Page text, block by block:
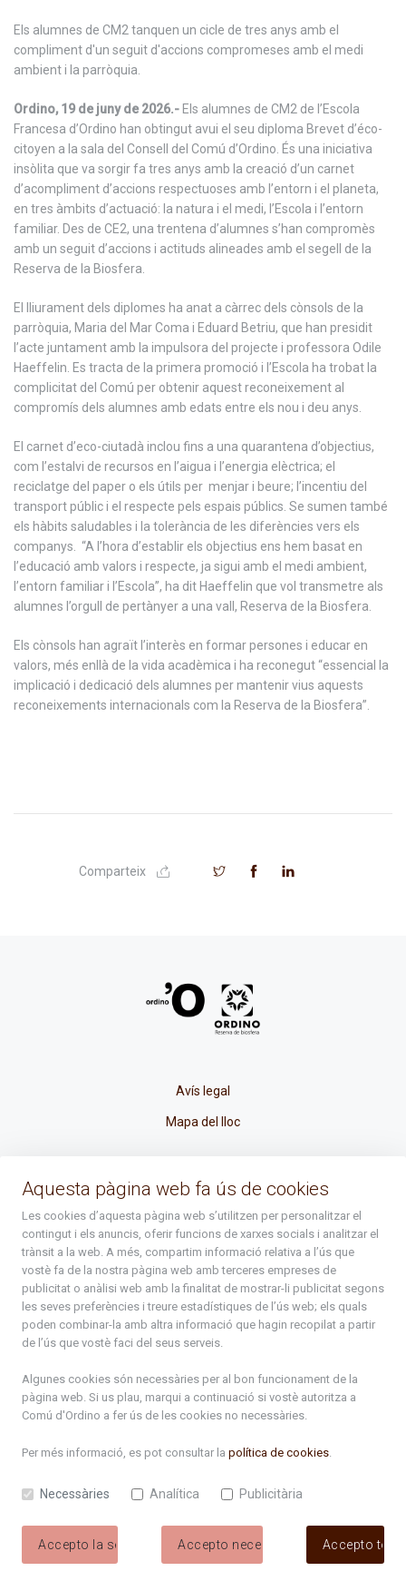
Els alumnes de CM2 tanquen un cicle de tres anys amb el
compliment d'un seguit d'accions compromeses amb el medi
ambient i la parròquia.
Ordino, 19 de juny de 2026.- Els alumnes de CM2 de l’Escola
Francesa d’Ordino han obtingut avui el seu diploma Brevet d’éco-
citoyen a la sala del Consell del Comú d’Ordino. És una iniciativa
insòlita que va sorgir fa tres anys amb la creació d’un carnet
d’acompliment d’accions respectuoses amb l’entorn i el planeta,
en tres àmbits d’actuació: la natura i el medi, l’Escola i l’entorn
familiar. Des de CE2, una trentena d’alumnes s’han compromès
amb un seguit d’accions i actituds alineades amb el segell de la
Reserva de la Biosfera.
El lliurament dels diplomes ha anat a càrrec dels cònsols de la
parròquia, Maria del Mar Coma i Eduard Betriu, que han presidit
l’acte juntament amb la impulsora del projecte i professora Odile
Haeffelin. Es tracta de la primera promoció i l’Escola ha trobat la
complicitat del Comú per obtenir aquest reconeixement al
compromís dels alumnes amb edats entre els nou i deu anys.
El carnet d’eco-ciutadà inclou fins a una quarantena d’objectius,
com l’estalvi de recursos en l’aigua i l’energia elèctrica; el
reciclatge del paper o els útils per menjar i beure; l’incentiu del
transport públic i el respecte pels espais públics. Se sumen també
els hàbits saludables i la tolerància de les diferències vers els
companys. “A l’hora d’establir els objectius ens hem basat en
l’educació amb valors i respecte, ja sigui amb el medi ambient,
l’entorn familiar i l’Escola”, ha dit Haeffelin que vol transmetre als
alumnes l’orgull de pertànyer a una vall, Reserva de la Biosfera.
Els cònsols han agraït l’interès en formar persones i educar en
valors, més enllà de la vida acadèmica i ha reconegut “essencial la
implicació i dedicació dels alumnes per mantenir vius aquests
reconeixements internacionals com la Reserva de la Biosfera”.
Comparteix
Avís legal
Mapa del lloc
atenciociutadana@ordino.ad
+376 878 100
De Dl. a Dv. : de 8 a 16h (els divendres a partir de l'1 de juny
fins al divendres de la setmana de Meritxell : de 8 a 14h)
Rep tota l'actualitat del Comú d'Ordino en el teu correu
Subscriu-te
Aquesta pàgina web fa ús de cookies
Les cookies d’aquesta pàgina web s’utilitzen per personalitzar el
contingut i els anuncis, oferir funcions de xarxes socials i analitzar el
trànsit a la web. A més, compartim informació relativa a l’ús que
vostè fa de la nostra pàgina web amb terceres empreses de
publicitat o anàlisi web amb la finalitat de mostrar-li publicitat segons
les seves preferències i treure estadístiques de l’ús web; els quals
poden combinar-la amb altra informació que hagin recopilat a partir
de l’ús que vostè faci del seus serveis.
Algunes cookies són necessàries per al bon funcionament de la
pàgina web. Si us plau, marqui a continuació si vostè autoritza a
Comú d'Ordino a fer ús de les cookies no necessàries.
Per més informació, es pot consultar la política de cookies.
Necessàries Analítica Publicitària
Accepto la selecció Accepto necessàries Accepto